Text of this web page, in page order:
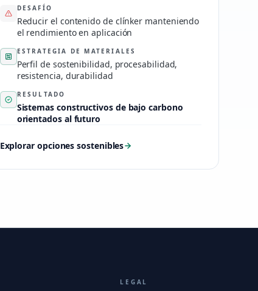
DESAFÍO
Reducir el contenido de clínker manteniendo
el rendimiento en aplicación
ESTRATEGIA DE MATERIALES
Perfil de sostenibilidad, procesabilidad,
resistencia, durabilidad
RESULTADO
Sistemas constructivos de bajo carbono
orientados al futuro
Explorar opciones sostenibles
LEGAL